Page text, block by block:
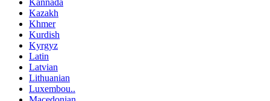
Kazakh
Khmer
Kurdish
Kyrgyz
Latin
Latvian
Lithuanian
Luxembou..